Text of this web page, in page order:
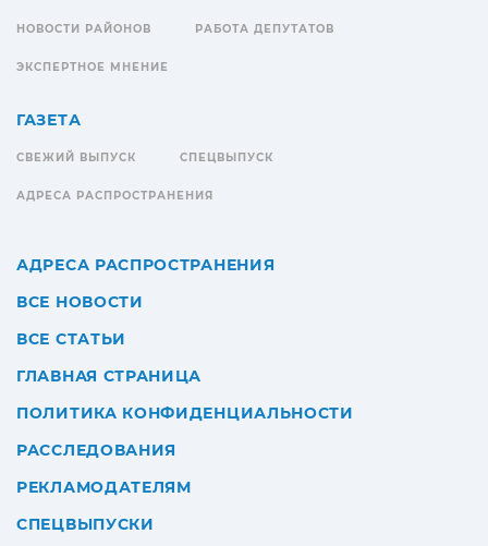
НОВОСТИ РАЙОНОВ РАБОТА ДЕПУТАТОВ
ЭКСПЕРТНОЕ МНЕНИЕ
ГАЗЕТА
СВЕЖИЙ ВЫПУСК СПЕЦВЫПУСК
АДРЕСА РАСПРОСТРАНЕНИЯ
АДРЕСА РАСПРОСТРАНЕНИЯ
ВСЕ НОВОСТИ
ВСЕ СТАТЬИ
ГЛАВНАЯ СТРАНИЦА
ПОЛИТИКА КОНФИДЕНЦИАЛЬНОСТИ
РАССЛЕДОВАНИЯ
РЕКЛАМОДАТЕЛЯМ
СПЕЦВЫПУСКИ